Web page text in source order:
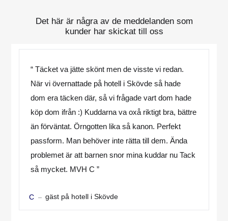
Det här är några av de meddelanden som
kunder har skickat till oss
“ Täcket va jätte skönt men de visste vi redan.
När vi övernattade på hotell i Skövde så hade
dom era täcken där, så vi frågade vart dom hade
köp dom ifrån :) Kuddarna va oxå riktigt bra, bättre
än förväntat. Örngotten lika så kanon. Perfekt
passform. Man behöver inte rätta till dem. Ända
problemet är att barnen snor mina kuddar nu Tack
så mycket. MVH C ”
C gäst på hotell i Skövde